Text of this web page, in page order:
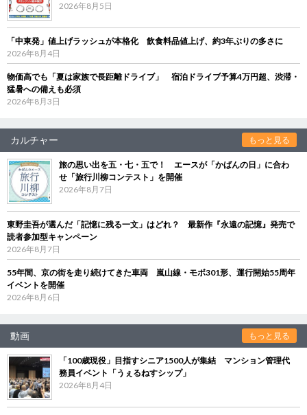
2026年8月5日
「中東発」値上げラッシュが本格化 飲食料品値上げ、約3年ぶりの多さに
2026年8月4日
物価高でも「夏は家族で長距離ドライブ」 宿泊ドライブ予算4万円超、渋滞・
猛暑への備えも必須
2026年8月3日
カルチャー もっと見る
旅の思い出を五・七・五で！ エースが「かばんの日」に合わ
せ「旅行川柳コンテスト」を開催
2026年8月7日
東野圭吾が選んだ「記憶に残る一文」はどれ？ 最新作『永遠の記憶』発売で
読者参加型キャンペーン
2026年8月7日
55年間、京の街を走り続けてきた車両 嵐山線・モボ301形、運行開始55周年
イベントを開催
2026年8月6日
動画 もっと見る
「100歳現役」目指すシニア1500人が集結 マンション管理代
務員イベント「うぇるねすシップ」
2026年8月4日